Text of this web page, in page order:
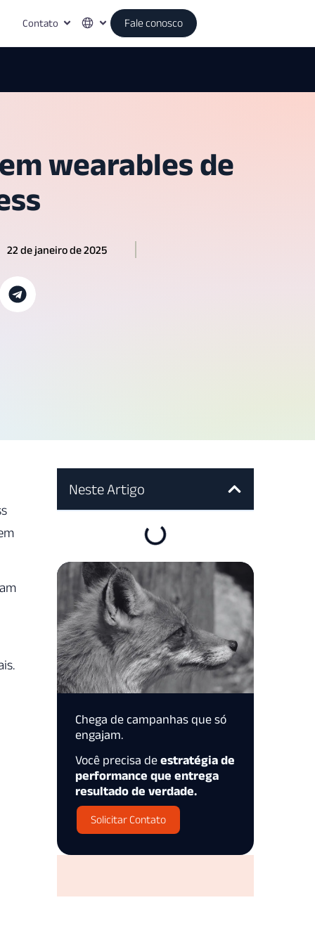
Contato Fale conosco
wearables de
22 de janeiro de 2025
Neste Artigo
Chega de campanhas que só
engajam.
Você precisa de estratégia de
performance que entrega
resultado de verdade.
Solicitar Contato